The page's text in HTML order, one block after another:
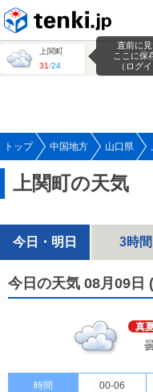
上関町
31/24
直前に
ここに保
（ログ
トップ 中国地方 山口県
上関町の天気
今日・明日 3時間
今日の天気 08月09日 (
真
時間 00-06